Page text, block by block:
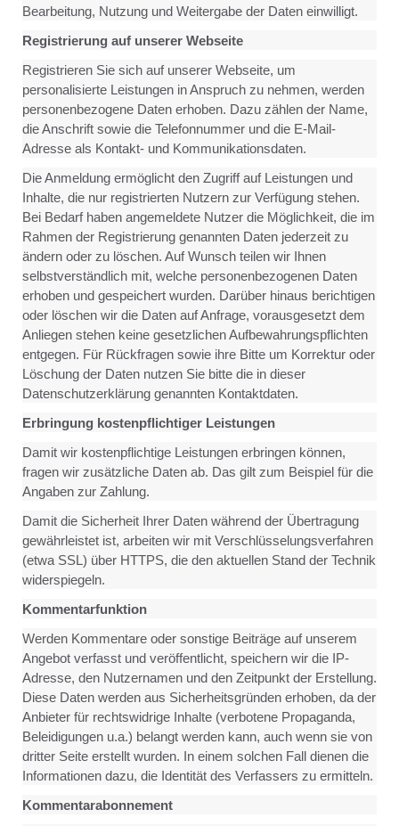
Bearbeitung, Nutzung und Weitergabe der Daten einwilligt.
Registrierung auf unserer Webseite
Registrieren Sie sich auf unserer Webseite, um
personalisierte Leistungen in Anspruch zu nehmen, werden
personenbezogene Daten erhoben. Dazu zählen der Name,
die Anschrift sowie die Telefonnummer und die E-Mail-
Adresse als Kontakt- und Kommunikationsdaten.
Die Anmeldung ermöglicht den Zugriff auf Leistungen und
Inhalte, die nur registrierten Nutzern zur Verfügung stehen.
Bei Bedarf haben angemeldete Nutzer die Möglichkeit, die im
Rahmen der Registrierung genannten Daten jederzeit zu
ändern oder zu löschen. Auf Wunsch teilen wir Ihnen
selbstverständlich mit, welche personenbezogenen Daten
erhoben und gespeichert wurden. Darüber hinaus berichtigen
oder löschen wir die Daten auf Anfrage, vorausgesetzt dem
Anliegen stehen keine gesetzlichen Aufbewahrungspflichten
entgegen. Für Rückfragen sowie ihre Bitte um Korrektur oder
Löschung der Daten nutzen Sie bitte die in dieser
Datenschutzerklärung genannten Kontaktdaten.
Erbringung kostenpflichtiger Leistungen
Damit wir kostenpflichtige Leistungen erbringen können,
fragen wir zusätzliche Daten ab. Das gilt zum Beispiel für die
Angaben zur Zahlung.
Damit die Sicherheit Ihrer Daten während der Übertragung
gewährleistet ist, arbeiten wir mit Verschlüsselungsverfahren
(etwa SSL) über HTTPS, die den aktuellen Stand der Technik
widerspiegeln.
Kommentarfunktion
Werden Kommentare oder sonstige Beiträge auf unserem
Angebot verfasst und veröffentlicht, speichern wir die IP-
Adresse, den Nutzernamen und den Zeitpunkt der Erstellung.
Diese Daten werden aus Sicherheitsgründen erhoben, da der
Anbieter für rechtswidrige Inhalte (verbotene Propaganda,
Beleidigungen u.a.) belangt werden kann, auch wenn sie von
dritter Seite erstellt wurden. In einem solchen Fall dienen die
Informationen dazu, die Identität des Verfassers zu ermitteln.
Kommentarabonnement